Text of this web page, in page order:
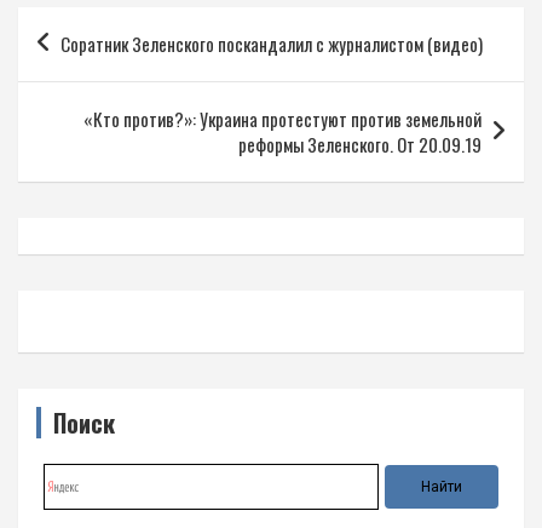
Навигация
по
записям
Соратник Зеленского поскандалил с журналистом (видео)
«Кто против?»: Украина протестуют против земельной
реформы Зеленского. От 20.09.19
Поиск